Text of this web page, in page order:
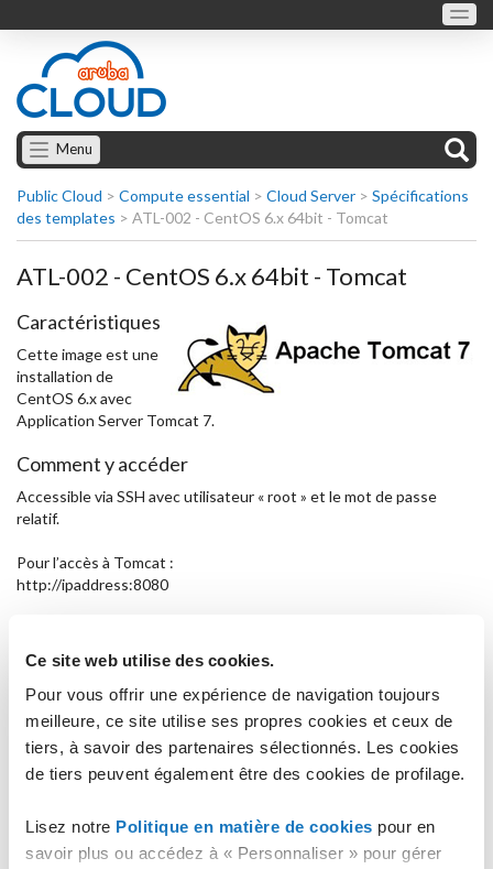
Ce site web utilise des cookies.
Pour vous offrir une expérience de navigation toujours
meilleure, ce site utilise ses propres cookies et ceux de
tiers, à savoir des partenaires sélectionnés. Les cookies
de tiers peuvent également être des cookies de profilage.
Lisez notre Politique en matière de cookies pour en
savoir plus ou accédez à « Personnaliser » pour gérer
Menu
Public Cloud > Compute essential > Cloud Server > Spécifications
des templates > ATL-002 - CentOS 6.x 64bit - Tomcat
ATL-002 - CentOS 6.x 64bit - Tomcat
Caractéristiques
Cette image est une
installation de
CentOS 6.x avec
Application Server Tomcat 7.
Comment y accéder
Accessible via SSH avec utilisateur « root » et le mot de passe
relatif.
Pour l’accès à Tomcat :
http://ipaddress:8080
Server Status, Manager App user : tomcat-manager
mot de passe : identique à celui du root
Host Manager user : tomcat-admin
mot de passe : identique à celui du root
L’image a le firewall iptables actif et configuré pour accepter
seulement des connexions SSH (port 22) et HTTP (port 8080).